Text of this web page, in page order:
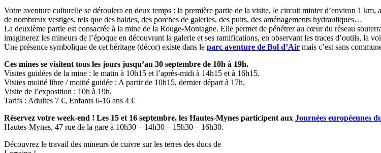
Votre aventure culturelle se déroulera en deux temps : la première partie de la visite, le circuit minier d’environ 1
de nombreux vestiges, tels que des haldes, des porches de galeries, des puits, des aménagements hydrauliques…
La deuxième partie est consacrée à la mine de la Rouge-Montagne. Elle permet de pénétrer au cœur du réseau
imaginerez les mineurs de l’époque en découvrant la galerie et ses ramifications, en observant les traces d’outils, la
Une présence symbolique de cet héritage (décor) existe dans le parc aventure de Bol d’Air mais c’est sans
Ces mines se visitent tous les jours jusqu’au 30 septembre de 10h à 19h.
Visites guidées de la mine : le matin à 10h15 et l’après-midi à 14h15 et à 16h15.
Visites moitié libre / moitié guidée : A partir de 10h15, dernier départ à 17h.
Visite de l’exposition : 10h à 19h.
Tarifs : Adultes 7 €, Enfants 6-16 ans 4 €
Réservez votre week-end ! Les 15 et 16 septembre, les Hautes-Mynes participent aux Journées européennes
Hautes-Mynes, 47 rue de la gare à 10h30 – 14h30 – 15h30 – 16h30.
Découvrez le travail des mineurs de cuivre sur les terres des ducs de